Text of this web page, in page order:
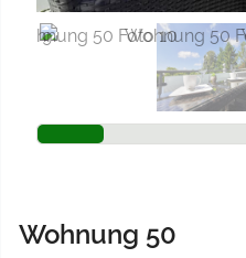
Wohnung 50